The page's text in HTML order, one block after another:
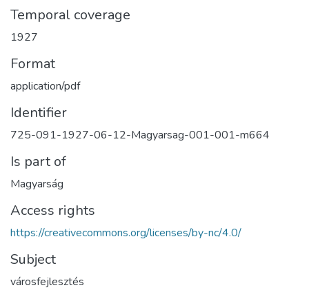
Temporal coverage
1927
Format
application/pdf
Identifier
725-091-1927-06-12-Magyarsag-001-001-m664
Is part of
Magyarság
Access rights
https://creativecommons.org/licenses/by-nc/4.0/
Subject
városfejlesztés